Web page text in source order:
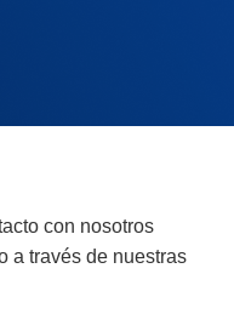
con nosotros
a través de nuestras